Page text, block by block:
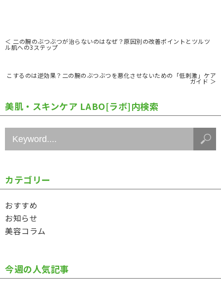
＜ 二の腕のぶつぶつが治らないのはなぜ？原因別の改善ポイントとツルツ
ル肌への3ステップ
こするのは逆効果？二の腕のぶつぶつを悪化させないための「低刺激」ケア
ガイド ＞
美肌・スキンケア LABO[ラボ]内検索
カテゴリー
おすすめ
お知らせ
美容コラム
今週の人気記事